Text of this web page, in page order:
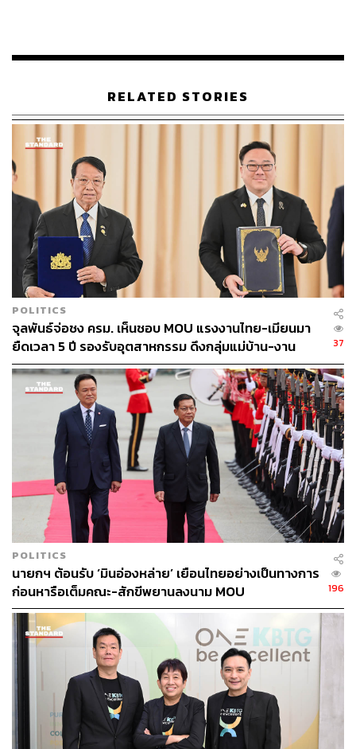
(ดร. จิรวัฒน์ ตั้งปณิธานนท์ ประธานเจ้าหน้าที่บริหารและผู้
ร่วมก่อตั้ง QTFT (ซ้าย)
และ ศาสตราจารย์ มาซุ คาซูยะ ผู้อำนวยการศูนย์ G-QuAT
เป้าหมายของความร่วมมือคือการสร้างรากฐานทาง
เทคโนโลยีและบุคลากร เพื่อให้เทคโนโลยีควอนตัมสามารถ
นำไปใช้ได้จริงในอุตสาหกรรมต่างๆ เช่น พลังงาน โลจิสติกส์
และการผลิต พร้อมส่งเสริมการเติบโตของระบบนิเวศควอน
ตัมในระดับภูมิภาค
บันทึกความเข้าใจฉบับนี้ลงนามโดย ดร. จิรวัฒน์ ตั้งปณิธาน
นท์ ประธานเจ้าหน้าที่บริหารและผู้ร่วมก่อตั้ง QTFT และ
ศาสตราจารย์ มาซุ คาซูยะ ผู้อำนวยการศูนย์ G-QuAT แห่ง
สถาบัน AIST เพื่อยืนยันความตั้งใจร่วมกันในการผลักดัน
เทคโนโลยีควอนตัมจากการวิจัยสู่การใช้งานจริง
ความร่วมมือครั้งนี้มุ่งเน้นการพัฒนา ‘Hybrid Quantum
Computing’ การผสานเทคโนโลยีควอนตัมเข้ากับระบบ
ประมวลผลแบบดิจิทัล เพื่อเพิ่มประสิทธิภาพการคำนวณใน
ภาคธุรกิจ เช่น การเพิ่มความแม่นยำในการจำลองโมเดล
ซัพพลายเชน การบริหารพลังงาน และการปรับพอร์ตการ
ลงทุนให้เหมาะสม
RELATED STORIES
POLITICS
จุลพันธ์จ่อชง ครม. เห็นชอบ MOU แรงงานไทย-เมียนมา
ยืดเวลา 5 ปี รองรับอุตสาหกรรม ดึงกลุ่มแม่บ้าน-งาน
อิสระเข้าสู่ระบบประกันสังคม
37
POLITICS
นายกฯ ต้อนรับ ‘มินอ่องหล่าย’ เยือนไทยอย่างเป็นทางการ
ก่อนหารือเต็มคณะ-สักขีพยานลงนาม MOU
196